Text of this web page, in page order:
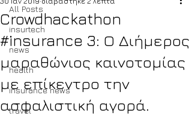
All Posts
insurtech
news
health
insurance news
travel
Crowdhackathon
#insurance 3: Ο Διήμερος
μαραθώνιος καινοτομίας
με επίκεντρο την
ασφαλιστική αγορά.